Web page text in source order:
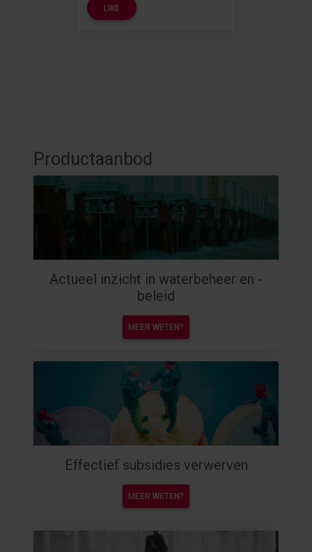
LIKE
Productaanbod
Actueel inzicht in waterbeheer en -
beleid
MEER WETEN?
Effectief subsidies verwerven
MEER WETEN?